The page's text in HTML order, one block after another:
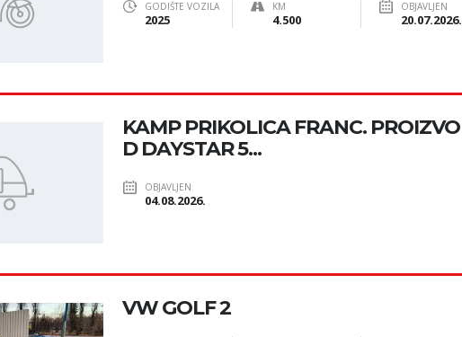
GODIŠTE VOZILA
2025
KM
4.500
OBJAVLJEN
20.07.2026.
KAMP PRIKOLICA FRANC. PROIZVO
D DAYSTAR 5...
OBJAVLJEN
04.08.2026.
VW GOLF 2